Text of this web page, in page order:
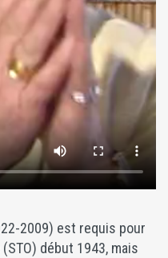
2009) est requis pour
début 1943, mais